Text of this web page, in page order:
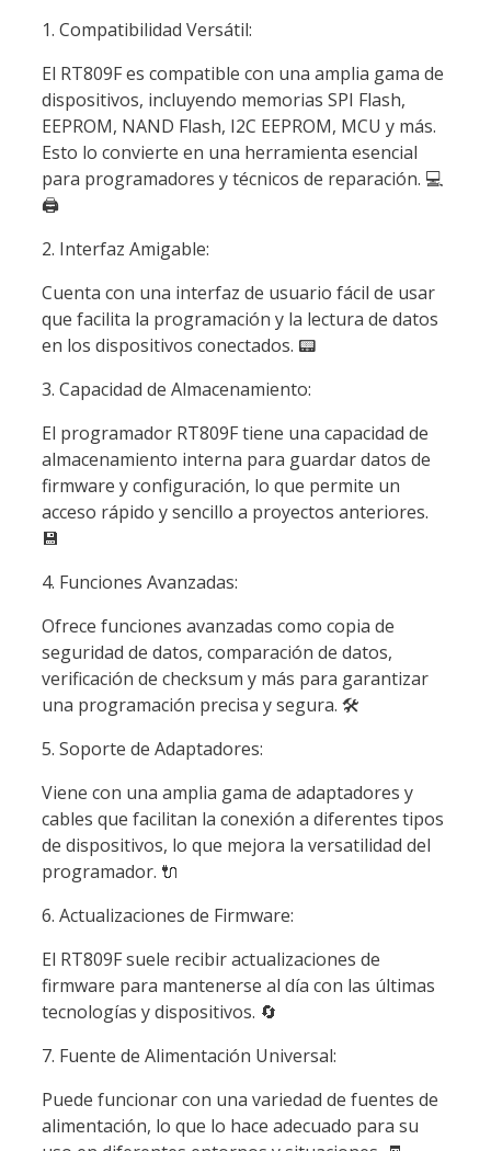
1. Compatibilidad Versátil:
El RT809F es compatible con una amplia gama de
dispositivos, incluyendo memorias SPI Flash,
EEPROM, NAND Flash, I2C EEPROM, MCU y más.
Esto lo convierte en una herramienta esencial
para programadores y técnicos de reparación. 💻
🖨️
2. Interfaz Amigable:
Cuenta con una interfaz de usuario fácil de usar
que facilita la programación y la lectura de datos
en los dispositivos conectados. 📟
3. Capacidad de Almacenamiento:
El programador RT809F tiene una capacidad de
almacenamiento interna para guardar datos de
firmware y configuración, lo que permite un
acceso rápido y sencillo a proyectos anteriores.
💾
4. Funciones Avanzadas:
Ofrece funciones avanzadas como copia de
seguridad de datos, comparación de datos,
verificación de checksum y más para garantizar
una programación precisa y segura. 🛠️
5. Soporte de Adaptadores:
Viene con una amplia gama de adaptadores y
cables que facilitan la conexión a diferentes tipos
de dispositivos, lo que mejora la versatilidad del
programador. 🔌
6. Actualizaciones de Firmware:
El RT809F suele recibir actualizaciones de
firmware para mantenerse al día con las últimas
tecnologías y dispositivos. 🔄
7. Fuente de Alimentación Universal:
Puede funcionar con una variedad de fuentes de
alimentación, lo que lo hace adecuado para su